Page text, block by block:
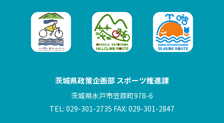
茨城県政策企画部 スポーツ推進課
茨城県水戸市笠原町978-6
TEL: 029-301-2735 FAX: 029-301-2847